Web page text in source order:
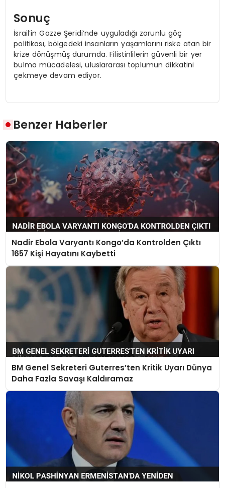
Sonuç
İsrail’in Gazze Şeridi’nde uyguladığı zorunlu göç
politikası, bölgedeki insanların yaşamlarını riske atan bir
krize dönüşmüş durumda. Filistinlilerin güvenli bir yer
bulma mücadelesi, uluslararası toplumun dikkatini
çekmeye devam ediyor.
Benzer Haberler
Nadir Ebola Varyantı Kongo’da Kontrolden Çıktı
1657 Kişi Hayatını Kaybetti
BM Genel Sekreteri Guterres’ten Kritik Uyarı Dünya
Daha Fazla Savaşı Kaldıramaz